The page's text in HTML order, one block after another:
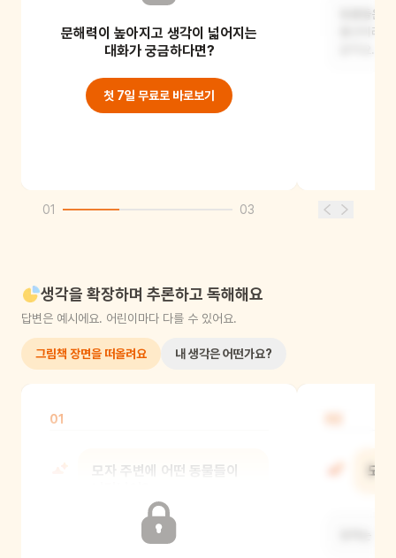
찾으러 왔을 것 같아요.
문해력이 높아지고 생각이 넓어지는
대화가 궁금하다면?
첫 7일 무료로 바로보기
동물들은
물건이라
01 03
생각을 확장하며 추론하고 독해해요
답변은 예시에요. 어린이마다 다를 수 있어요.
그림책 장면을 떠올려요 내 생각은 어떤가요?
01
모자 주변에 어떤 동물들이
모